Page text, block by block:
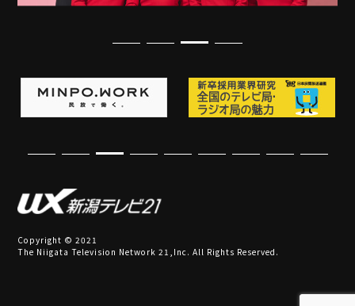
Copyright © 2021
The Niigata Television Network 21,Inc. All Rights Reserved.